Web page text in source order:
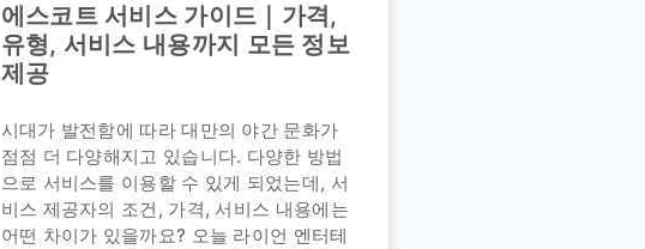
에스코트 서비스 가이드｜가격,
유형, 서비스 내용까지 모든 정보
제공
시대가 발전함에 따라 대만의 야간 문화가
점점 더 다양해지고 있습니다. 다양한 방법
으로 서비스를 이용할 수 있게 되었는데, 서
비스 제공자의 조건, 가격, 서비스 내용에는
어떤 차이가 있을까요? 오늘 라이언 엔터테